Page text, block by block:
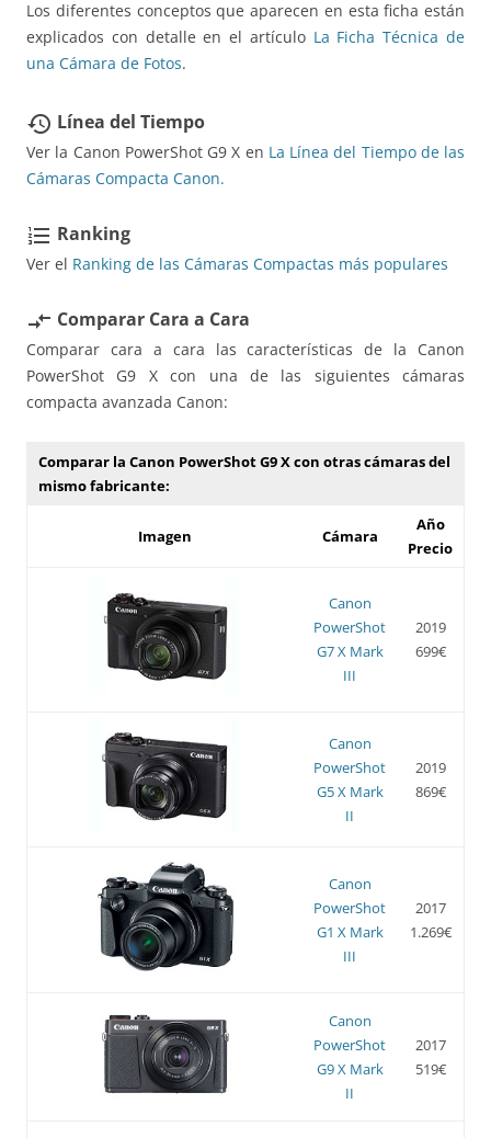
Los diferentes conceptos que aparecen en esta ficha están
explicados con detalle en el artículo La Ficha Técnica de
una Cámara de Fotos.
restore Línea del Tiempo
Ver la Canon PowerShot G9 X en La Línea del Tiempo de las
Cámaras Compacta Canon.
format_list_numbered Ranking
Ver el Ranking de las Cámaras Compactas más populares
compare_arrows Comparar Cara a Cara
Comparar cara a cara las características de la Canon
PowerShot G9 X con una de las siguientes cámaras
compacta avanzada Canon:
Comparar la Canon PowerShot G9 X con otras cámaras del
mismo fabricante:
Imagen Cámara
Año
Precio
Canon
PowerShot
G7 X Mark
III
2019
699€
Canon
PowerShot
G5 X Mark
II
2019
869€
Canon
PowerShot
G1 X Mark
III
2017
1.269€
Canon
PowerShot
G9 X Mark
II
2017
519€